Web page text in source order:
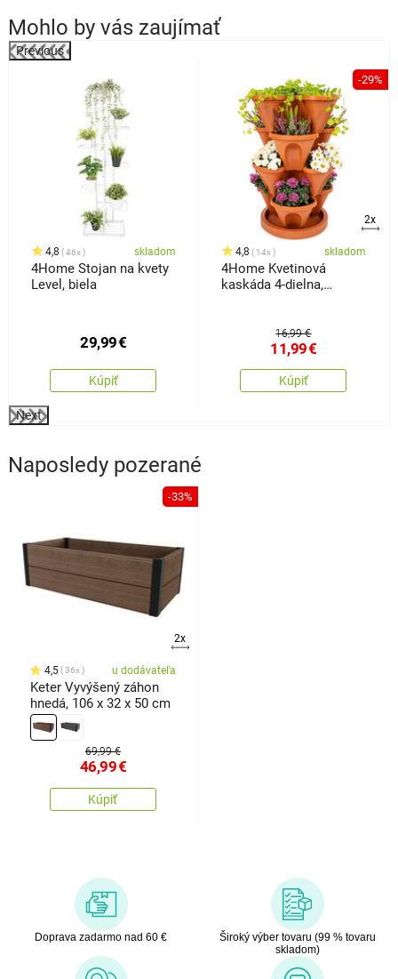
Mohlo by vás zaujímať
Previous
4,8 46x skladom
4Home Stojan na kvety
Level, biela
29,99€
Kúpiť
-29%
2x
4,8 14x skladom
4Home Kvetinová
kaskáda 4-dielna,
16,99 €
11,99€
Kúpiť
Next
Naposledy pozerané
-33%
2x
4,5 36x u dodávateľa
Keter Vyvýšený záhon
hnedá, 106 x 32 x 50 cm
69,99 €
46,99€
Kúpiť
Doprava zadarmo nad 60 €
Široký výber tovaru (99 % tovaru
skladom)